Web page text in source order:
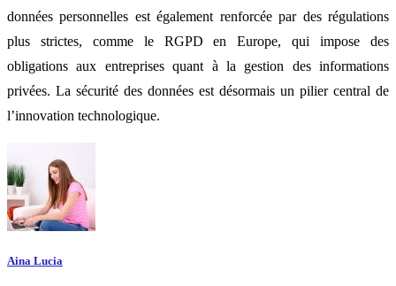
données personnelles est également renforcée par des régulations
plus strictes, comme le RGPD en Europe, qui impose des
obligations aux entreprises quant à la gestion des informations
privées. La sécurité des données est désormais un pilier central de
l’innovation technologique.
Aina Lucia